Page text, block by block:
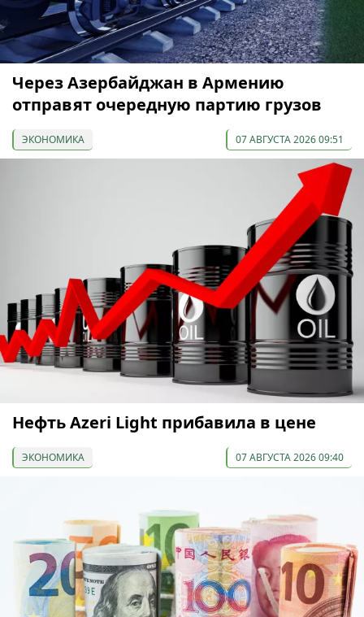
Через Азербайджан в Армению
отправят очередную партию грузов
ЭКОНОМИКА 07 АВГУСТА 2026 09:51
Нефть Azeri Light прибавила в цене
ЭКОНОМИКА 07 АВГУСТА 2026 09:40